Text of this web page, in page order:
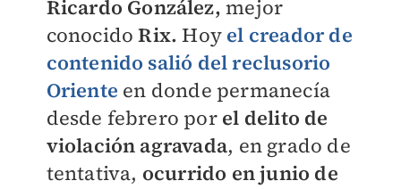
Ricardo González, mejor
conocido Rix. Hoy el creador de
contenido salió del reclusorio
Oriente en donde permanecía
desde febrero porel delito de
violación agravada, en grado de
tentativa, ocurrido en junio de